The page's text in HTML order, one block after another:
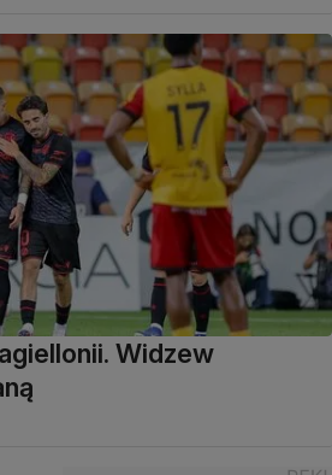
Widzew